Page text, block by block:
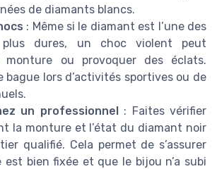
de diamants blancs.
: Même si le diamant est l’une des
plus dures, un choc violent peut
ou provoquer des éclats.
bague lors d’activités sportives ou de
un professionnel: Faites vérifier
la monture et l’état du diamant noir
qualifié. Cela permet de s’assurer
est bien fixée et que le bijou n’a subi